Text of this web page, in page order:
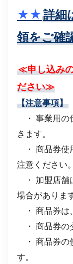
★★詳細
領をご
≪申し込み
ださい≫
【注意事項】
・ 事業用の
きます。
・ 商品券使
注意ください。
・ 加盟店舗
場合がありま
・ 商品券は
・ 商品券の
・ 商品券の
す。